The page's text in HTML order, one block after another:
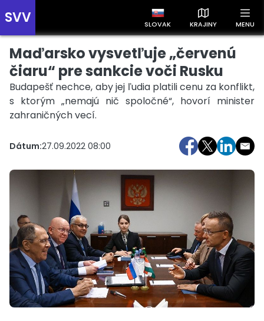
SVV SLOVAK KRAJINY MENU
Prehľad správ podľa krajín
Zobrazte si správy rozdelené podľa krajín a získajte rýchly
prehľad o dianí vo svete.
Slovensko Česko Maďarsko
Maďarsko vysvetľuje „červenú
čiaru“ pre sankcie voči Rusku
Budapešť nechce, aby jej ľudia platili cenu za konflikt,
s ktorým „nemajú nič spoločné“, hovorí minister
zahraničných vecí.
Dátum:27.09.2022 08:00